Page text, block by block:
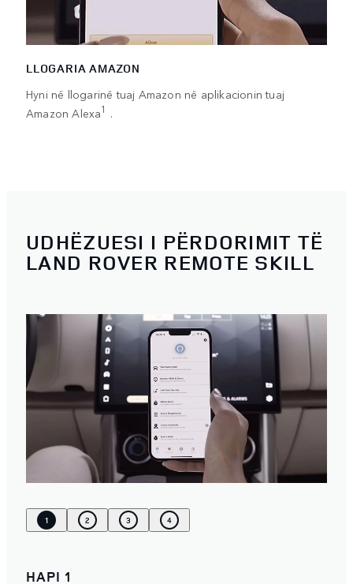
LLOGARIA AMAZON
Hyni në llogarinë tuaj Amazon në aplikacionin tuaj
Amazon Alexa1 .
UDHËZUESI I PËRDORIMIT TË
LAND ROVER REMOTE SKILL
1 2 3 4
HAPI 1